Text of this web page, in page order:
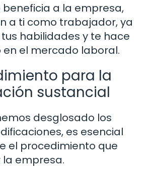
beneficia a la empresa,
a ti como trabajador, ya
habilidades y te hace
en el mercado laboral.
para la
sustancial
desglosado los
es esencial
el procedimiento que
empresa.